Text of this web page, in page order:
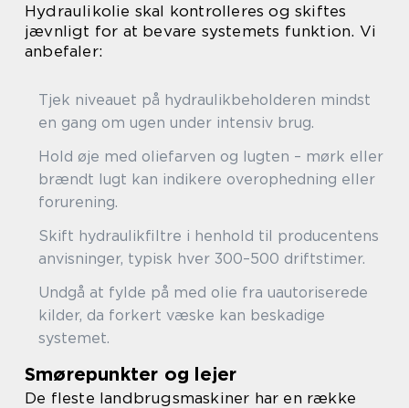
Hydraulikolie skal kontrolleres og skiftes
jævnligt for at bevare systemets funktion. Vi
anbefaler:
Tjek niveauet på hydraulikbeholderen mindst
en gang om ugen under intensiv brug.
Hold øje med oliefarven og lugten – mørk eller
brændt lugt kan indikere overophedning eller
forurening.
Skift hydraulikfiltre i henhold til producentens
anvisninger, typisk hver 300–500 driftstimer.
Undgå at fylde på med olie fra uautoriserede
kilder, da forkert væske kan beskadige
systemet.
Smørepunkter og lejer
De fleste landbrugsmaskiner har en række